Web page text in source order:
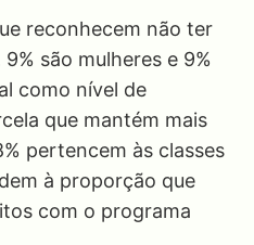
reconhecem não ter
são mulheres e 9%
como nível de
que mantém mais
pertencem às classes
à proporção que
com o programa